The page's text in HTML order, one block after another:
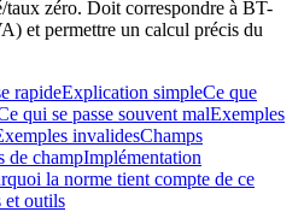
zéro. Doit correspondre à BT-
et permettre un calcul précis du
rapideExplication simpleCe que
qui se passe souvent malExemples
invalidesChamps
de champImplémentation
la norme tient compte de ce
et outils